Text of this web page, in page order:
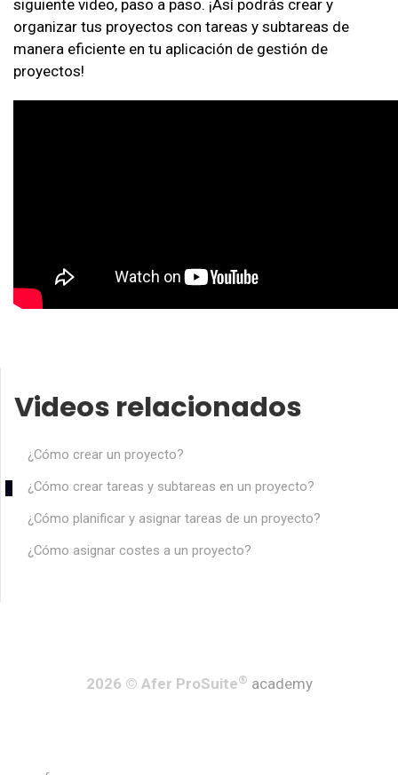
siguiente video, paso a paso. ¡Así podrás crear y
organizar tus proyectos con tareas y subtareas de
manera eficiente en tu aplicación de gestión de
proyectos!
Videos relacionados
¿Cómo crear un proyecto?
¿Cómo crear tareas y subtareas en un proyecto?
¿Cómo planificar y asignar tareas de un proyecto?
¿Cómo asignar costes a un proyecto?
2026 © Afer ProSuite® academy